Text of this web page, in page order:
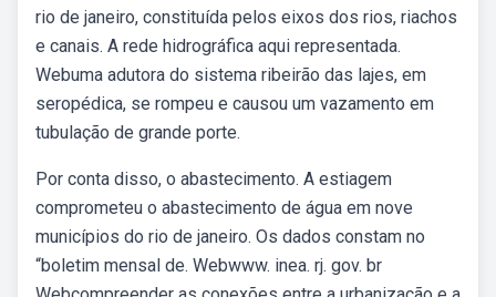
rio de janeiro, constituída pelos eixos dos rios, riachos
e canais. A rede hidrográfica aqui representada.
Webuma adutora do sistema ribeirão das lajes, em
seropédica, se rompeu e causou um vazamento em
tubulação de grande porte.
Por conta disso, o abastecimento. A estiagem
comprometeu o abastecimento de água em nove
municípios do rio de janeiro. Os dados constam no
“boletim mensal de. Webwww. inea. rj. gov. br